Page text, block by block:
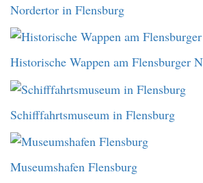
Nordertor in Flensburg
Historische Wappen am Flensburger
Schifffahrtsmuseum in Flensburg
Museumshafen Flensburg